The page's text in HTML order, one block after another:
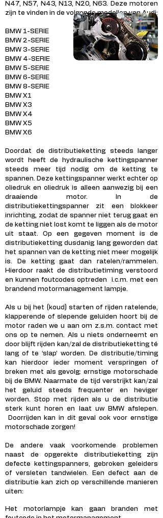
N47, N57, N43, N13, N20, N63. Deze motoren
zijn te vinden in de volgende modellen van Audi:
BMW 1-SERIE
BMW 2-SERIE
BMW 3-SERIE
BMW 4-SERIE
BMW 5-SERIE
BMW 6-SERIE
BMW 8-SERIE
BMW X1
BMW X3
BMW X4
BMW X5
BMW X6
Doordat de distributieketting steeds langer
wordt heeft de hydraulische kettingspanner
steeds meer tijd nodig om de ketting te
spannen. Deze kettingspanner werkt echter op
oliedruk en oliedruk is alleen aanwezig bij een
draaiende motor. In de
distributiekettingspanner zit een blokkeer
inrichting, zodat de spanner niet terug gaat en
de ketting niet lost komt te liggen als de motor
uit staat. Op een gegeven moment is de
distributieketting dusdanig lang geworden dat
het spannen van de ketting niet meer mogelijk
is. De ketting gaat dan ratelen/rammelen.
Hierdoor raakt de distributietiming verstoord
en kunnen foutcodes optreden i.c.m. met een
brandend motormanagement lampje.
Als u bij het (koud) starten of rijden ratelende,
klapperende of slepende geluiden hoort bij de
motor raden we u aan om z.s.m. contact met
ons op te nemen. Als u niets onderneemt en
door blijft rijden kan/zal de distributieketting té
lang of te ‘slap’ worden. De distributie/timing
kan hierdoor ieder moment verspringen of
breken met als gevolg: ernstige motorschade
bij de BMW. Naarmate de tijd verstrijkt kan/zal
het geluid steeds frequenter en heviger
worden. Stop met rijden als u de distributie
sterk kunt horen en laat uw BMW afslepen.
Doorrijden kan in dit geval ook voor ernstige
motorschade zorgen!
De andere vaak voorkomende problemen
naast de opgerekte distributieketting zijn
defecte kettingspanners, gebroken geleiders
of versleten tandwielen. Een defect aan de
distributie kan zich op verschillende manieren
uiten:
Het motorlampje kan gaan branden met